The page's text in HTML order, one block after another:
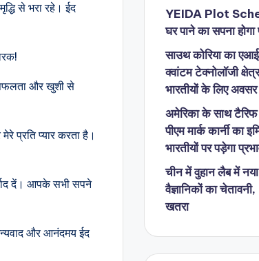
से भरा रहे। ईद
और खुशी से
प्रति प्यार करता है।
दें। आपके सभी सपने
और आनंदमय ईद
YEIDA Plot
घर पाने का सपना
साउथ कोरिया का
क्वांटम टेक्नोलॉजी
भारतीयों के लिए अवसर
अमेरिका के साथ
पीएम मार्क कार्नी का
भारतीयों पर पड़ेगा
चीन में वुहान लैब में
वैज्ञानिकों का
खतरा